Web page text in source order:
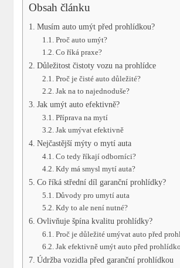
Obsah článku
Musím auto umýt před prohlídkou?
Proč auto umýt?
Co říká praxe?
Důležitost čistoty vozu na prohlídce
Proč je čisté auto důležité?
Jak na to najednoduše?
Jak umýt auto efektivně?
Příprava na mytí
Jak umývat efektivně
Nejčastější mýty o mytí auta
Co tedy říkají odborníci?
Kdy má smysl mytí auta?
Co říká střední díl garanční prohlídky?
Důvody pro umytí auta
Kdy to ale není nutné?
Ovlivňuje špína kvalitu prohlídky?
Proč je důležité umývat auto před
Jak efektivně umýt auto před
Údržba vozidla před garanční prohlídkou